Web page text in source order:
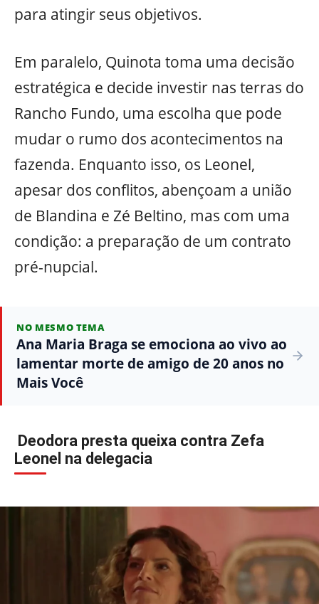
para atingir seus objetivos.
Em paralelo, Quinota toma uma decisão
estratégica e decide investir nas terras do
Rancho Fundo, uma escolha que pode
mudar o rumo dos acontecimentos na
fazenda. Enquanto isso, os Leonel,
apesar dos conflitos, abençoam a união
de Blandina e Zé Beltino, mas com uma
condição: a preparação de um contrato
pré-nupcial.
NO MESMO TEMA
Ana Maria Braga se emociona ao vivo ao
lamentar morte de amigo de 20 anos no
Mais Você
Deodora presta queixa contra Zefa
Leonel na delegacia